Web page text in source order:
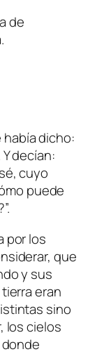
dicho:
decían:
cuyo
puede
”.
por los
que
y sus
eran
sino
los cielos